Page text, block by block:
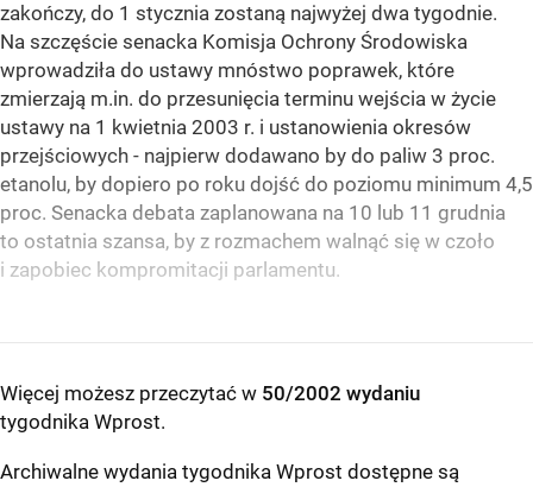
zakończy, do 1 stycznia zostaną najwyżej dwa tygodnie.
Na szczęście senacka Komisja Ochrony Środowiska
wprowadziła do ustawy mnóstwo poprawek, które
zmierzają m.in. do przesunięcia terminu wejścia w życie
ustawy na 1 kwietnia 2003 r. i ustanowienia okresów
przejściowych - najpierw dodawano by do paliw 3 proc.
etanolu, by dopiero po roku dojść do poziomu minimum 4,5
proc. Senacka debata zaplanowana na 10 lub 11 grudnia
to ostatnia szansa, by z rozmachem walnąć się w czoło
i zapobiec kompromitacji parlamentu.
Więcej możesz przeczytać w 50/2002 wydaniu
tygodnika Wprost.
Archiwalne wydania tygodnika Wprost dostępne są